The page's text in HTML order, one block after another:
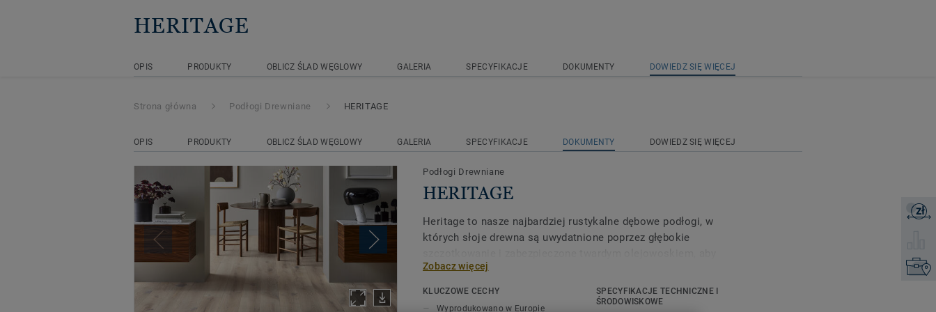
HERITAGE
OPIS PRODUKTY OBLICZ ŚLAD WĘGLOWY GALERIA SPECYFIKACJE DOKUMENTY DOWIEDZ SIĘ WIĘCEJ
zł
Strona główna Podłogi Drewniane HERITAGE
OPIS PRODUKTY OBLICZ ŚLAD WĘGLOWY GALERIA SPECYFIKACJE DOKUMENTY DOWIEDZ SIĘ WIĘCEJ
Podłogi Drewniane
HERITAGE
Heritage to nasze najbardziej rustykalne dębowe podłogi, w
których słoje drewna są uwydatnione poprzez głębokie
uwydatnić piękne detale. Na podłogach widoczne są
niedoskonale naprawione duże sęki i ciemne pęknięcia z
różnicami w kolorze i strukturze. W efekcie powstaje atrakcyjna
Zobacz więcej
KLUCZOWE CECHY
Wyprodukowano w Europie
SPECYFIKACJE TECHNICZNE I
ŚRODOWISKOWE